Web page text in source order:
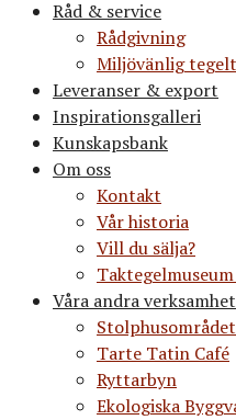
Råd & service
Rådgivning
Miljövänlig
Leveranser & export
Inspirationsgalleri
Kunskapsbank
Om oss
Kontakt
Vår historia
Vill du sälja?
Våra andra
Tarte Tatin Café
Ryttarbyn
Ekologiska